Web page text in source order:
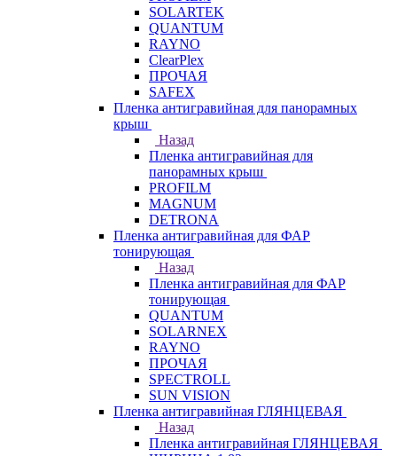
SOLARTEK
QUANTUM
RAYNO
ClearPlex
ПРОЧАЯ
SAFEX
Пленка антигравийная для панорамных
крыш
Назад
Пленка антигравийная для
панорамных крыш
PROFILM
MAGNUM
DETRONA
Пленка антигравийная для ФАР
тонирующая
Назад
Пленка антигравийная для ФАР
тонирующая
QUANTUM
SOLARNEX
RAYNO
ПРОЧАЯ
SPECTROLL
SUN VISION
Пленка антигравийная ГЛЯНЦЕВАЯ
Назад
Пленка антигравийная ГЛЯНЦЕВАЯ